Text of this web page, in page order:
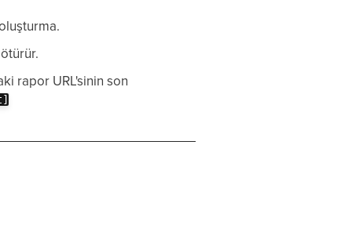
rapor URL'sinin son